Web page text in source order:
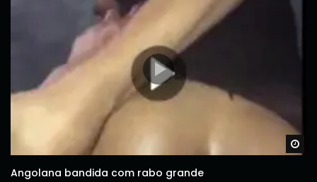
Angolana bandida com rabo grande